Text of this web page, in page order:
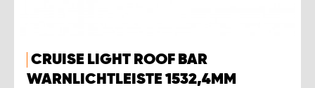
CRUISE LIGHT ROOF BAR
WARNLICHTLEISTE 1532,4MM